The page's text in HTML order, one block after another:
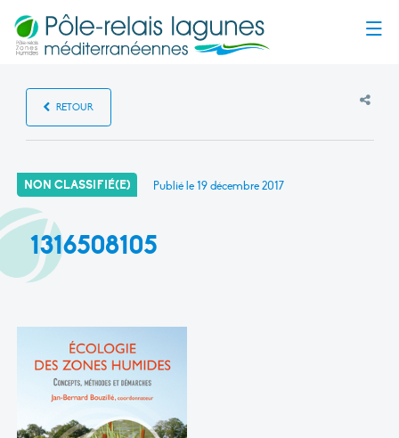
RETOUR
NON CLASSIFIÉ(E) Publié le19 décembre 2017
1316508105